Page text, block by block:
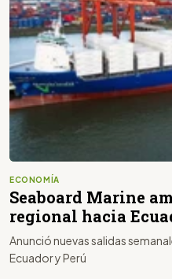
ECONOMÍA
Seaboard Marine
regional hacia
Anunció nuevas salidas
Ecuador y Perú